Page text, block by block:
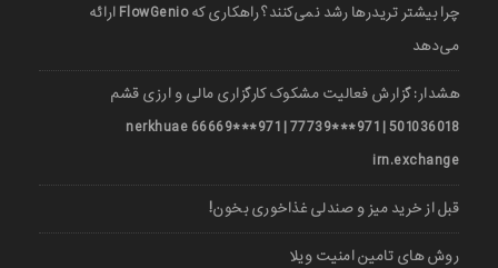
چرا بیشتر تریدرها رشد نمی‌کنند؟ راهکاری که FlowGenio ارائه
می‌دهد
هشدار: گزارش فعالیت مشکوک کارگزاری مالی و ارزی قشم
501036018 | 971***77739 | 971***66669 nerkhuae
irn.exchange
قبل از خرید میز و صندلی غذاخوری بخون!
روش های تامین امنیت ویلا